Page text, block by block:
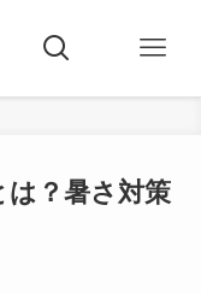
？暑さ対策